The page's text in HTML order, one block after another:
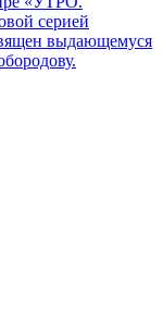
серией
выдающемуся